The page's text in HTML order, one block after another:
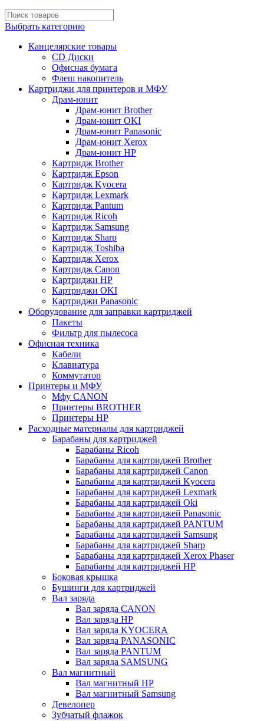
Выбрать категорию
Канцелярские товары
CD Диски
Офисная бумага
Флеш накопитель
Картриджи для принтеров и МФУ
Драм-юнит
Драм-юнит Brother
Драм-юнит OKI
Драм-юнит Panasonic
Драм-юнит Xerox
Драм-юнит НР
Картридж Brother
Картридж Epson
Картридж Kyocera
Картридж Lexmark
Картридж Pantum
Картридж Ricoh
Картридж Samsung
Картридж Sharp
Картридж Toshiba
Картридж Xerox
Картридж Сanon
Картриджи HP
Картриджи OKI
Картриджи Panasonic
Оборудование для заправки картриджей
Пакеты
Фильтр для пылесоса
Офисная техника
Кабели
Клавиатура
Коммутатор
Принтеры и МФУ
Мфу CANON
Принтеры BROTHER
Принтеры HP
Расходные материалы для картриджей
Барабаны для картриджей
Барабаны Ricoh
Барабаны для картриджей Brother
Барабаны для картриджей Canon
Барабаны для картриджей Kyocera
Барабаны для картриджей Lexmark
Барабаны для картриджей Oki
Барабаны для картриджей Panasonic
Барабаны для картриджей PANTUM
Барабаны для картриджей Samsung
Барабаны для картриджей Sharp
Барабаны для картриджей Xerox Phaser
Барабаны для картриджей НР
Боковая крышка
Бушинги для картриджей
Вал заряда
Вал заряда CANON
Вал заряда HP
Вал заряда KYOCERA
Вал заряда PANASONIC
Вал заряда PANTUM
Вал заряда SAMSUNG
Вал магнитный
Вал магнитный HP
Вал магнитный Samsung
Девелопер
Зубчатый флажок